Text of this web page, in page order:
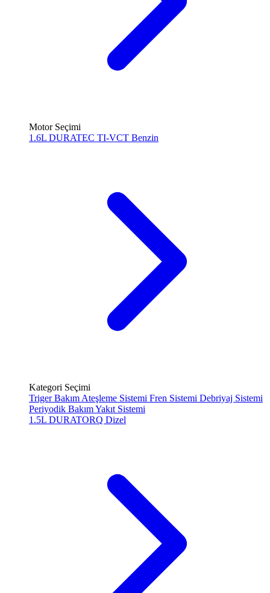
Motor Seçimi
1.6L DURATEC TI-VCT Benzin
Kategori Seçimi
Triger Bakım Ateşleme Sistemi Fren Sistemi Debriyaj Sistemi
Periyodik BakımYakıt Sistemi
1.5L DURATORQ Dizel